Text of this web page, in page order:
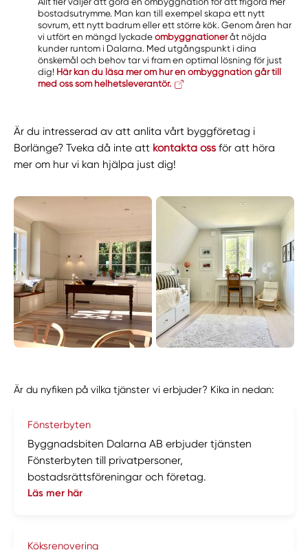
bostadsutrymme. Man kan till exempel skapa ett nytt
sovrum, ett nytt badrum eller ett större kök. Genom åren har
vi utfört en mängd lyckadeombyggnationeråt nöjda
kunder runtom i Dalarna. Med utgångspunkt i dina
önskemål och behov tar vi fram en optimal lösning för just
dig! Här kan du läsa mer om hur en ombyggnation går till
med oss som helhetsleverantör.
Är du intresserad av att anlita vårt byggföretag i
Borlänge? Tveka då inte att kontakta oss för att höra
mer om hur vi kan hjälpa just dig!
Är du nyfiken på vilka tjänster vi erbjuder? Kika in nedan:
Fönsterbyten
Byggnadsbiten Dalarna AB erbjuder tjänsten
Fönsterbyten till privatpersoner,
bostadsrättsföreningar och företag.
Läs mer här
Köksrenovering